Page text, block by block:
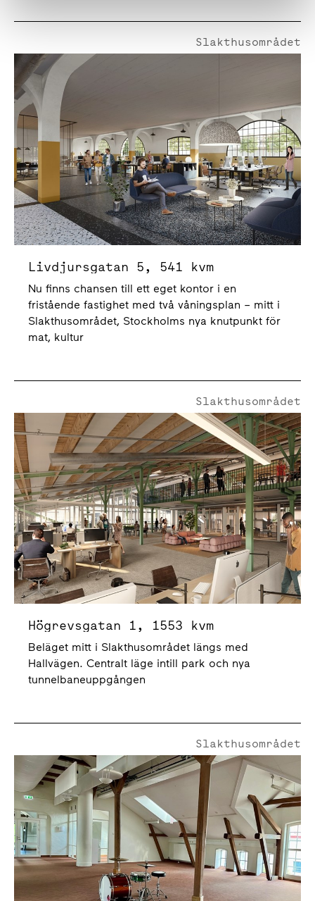
Livdjursgatan 5
Slakthusområdet
Livdjursgatan 5, 541 kvm
Nu finns chansen till ett eget kontor i en
fristående fastighet med två våningsplan – mitt i
Slakthusområdet, Stockholms nya knutpunkt för
mat, kultur
Högrevsgatan 1
Slakthusområdet
Högrevsgatan 1, 1553 kvm
Beläget mitt i Slakthusområdet längs med
Hallvägen. Centralt läge intill park och nya
tunnelbaneuppgången
Hallvägen 14
Slakthusområdet